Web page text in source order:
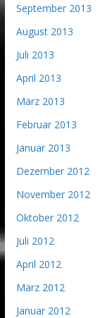
September 2013
August 2013
Juli 2013
April 2013
März 2013
Februar 2013
Januar 2013
Dezember 2012
November 2012
Oktober 2012
Juli 2012
April 2012
März 2012
Januar 2012